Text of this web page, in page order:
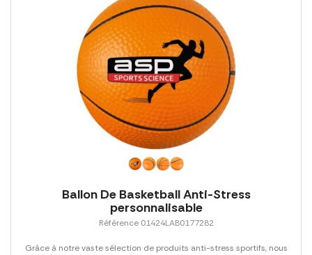
Ballon De Basketball Anti-Stress
personnalisable
Référence 01424LAB0177282
Grâce à notre vaste sélection de produits anti-stress sportifs, nous